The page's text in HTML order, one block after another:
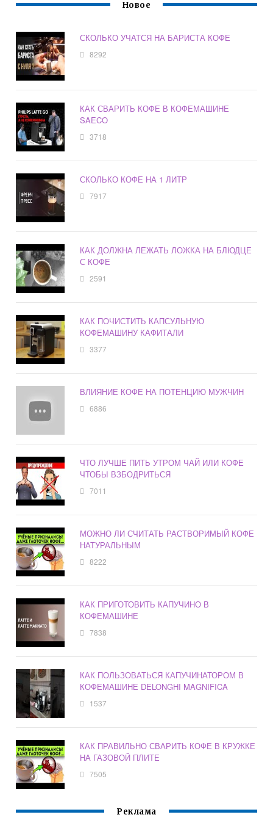
Новое
СКОЛЬКО УЧАТСЯ НА БАРИСТА КОФЕ
8292
КАК СВАРИТЬ КОФЕ В КОФЕМАШИНЕ
SAECO
3718
СКОЛЬКО КОФЕ НА 1 ЛИТР
7917
КАК ДОЛЖНА ЛЕЖАТЬ ЛОЖКА НА БЛЮДЦЕ
С КОФЕ
2591
КАК ПОЧИСТИТЬ КАПСУЛЬНУЮ
КОФЕМАШИНУ КАФИТАЛИ
3377
ВЛИЯНИЕ КОФЕ НА ПОТЕНЦИЮ МУЖЧИН
6886
ЧТО ЛУЧШЕ ПИТЬ УТРОМ ЧАЙ ИЛИ КОФЕ
ЧТОБЫ ВЗБОДРИТЬСЯ
7011
МОЖНО ЛИ СЧИТАТЬ РАСТВОРИМЫЙ КОФЕ
НАТУРАЛЬНЫМ
8222
КАК ПРИГОТОВИТЬ КАПУЧИНО В
КОФЕМАШИНЕ
7838
КАК ПОЛЬЗОВАТЬСЯ КАПУЧИНАТОРОМ В
КОФЕМАШИНЕ DELONGHI MAGNIFICA
1537
КАК ПРАВИЛЬНО СВАРИТЬ КОФЕ В КРУЖКЕ
НА ГАЗОВОЙ ПЛИТЕ
7505
Реклама